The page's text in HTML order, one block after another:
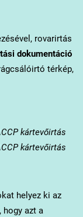
rovarirtás
dokumentáció
térkép,
kártevőirtás
kártevőirtás
helyez ki az
hogy azt a